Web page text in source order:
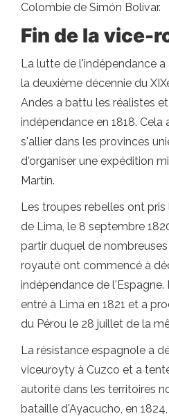
Colombie de Simón Bolívar.
Fin de la vice-
La lutte de l'indépendance
la deuxième décennie du
Andes a battu les réalistes
indépendance en 1818. Cela
s'allier dans les provinces
d'organiser une expédition
Martín.
Les troupes rebelles ont
de Lima, le 8 septembre
partir duquel de
royauté ont commencé à
indépendance de l'Espagne.
entré à Lima en 1821 et a
du Pérou le 28 juillet de la
La résistance espagnole a
viceuroyty à Cuzco et a
autorité dans les territoires
bataille d'Ayacucho, en